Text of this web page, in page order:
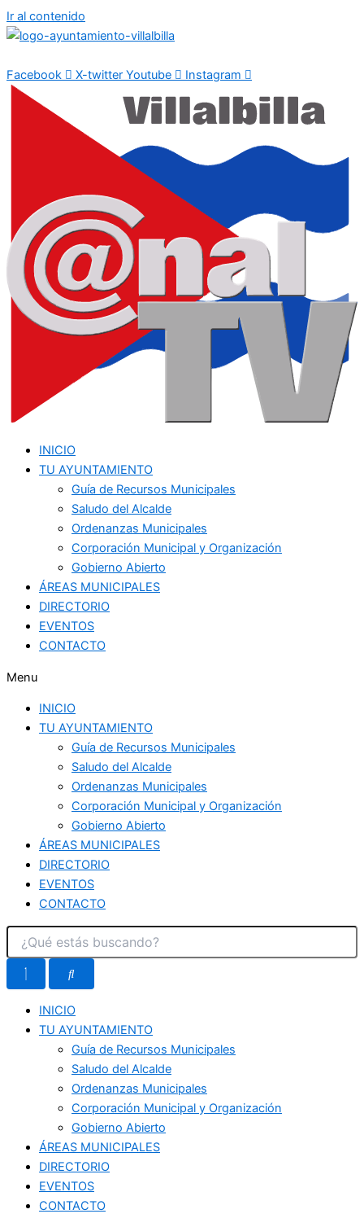
Ir al contenido
Facebook X-twitter Youtube Instagram
INICIO
TU AYUNTAMIENTO
Guía de Recursos Municipales
Saludo del Alcalde
Ordenanzas Municipales
Corporación Municipal y Organización
Gobierno Abierto
ÁREAS MUNICIPALES
DIRECTORIO
EVENTOS
CONTACTO
Menu
INICIO
TU AYUNTAMIENTO
Guía de Recursos Municipales
Saludo del Alcalde
Ordenanzas Municipales
Corporación Municipal y Organización
Gobierno Abierto
ÁREAS MUNICIPALES
DIRECTORIO
EVENTOS
CONTACTO
INICIO
TU AYUNTAMIENTO
Guía de Recursos Municipales
Saludo del Alcalde
Ordenanzas Municipales
Corporación Municipal y Organización
Gobierno Abierto
ÁREAS MUNICIPALES
DIRECTORIO
EVENTOS
CONTACTO